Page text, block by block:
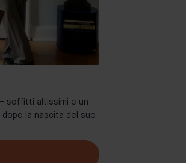
soffitti altissimi e un
la nascita del suo